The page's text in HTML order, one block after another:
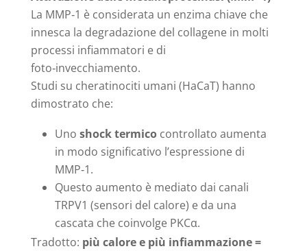
La MMP‑1 è considerata un enzima chiave che
innesca la degradazione del collagene in molti
processi infiammatori e di
foto‑invecchiamento.
Studi su cheratinociti umani (HaCaT) hanno
dimostrato che:
Uno shock termicocontrollato aumenta
in modo significativo l’espressione di
MMP‑1.
Questo aumento è mediato dai canali
TRPV1 (sensori del calore) e da una
cascata che coinvolge PKCα.
Tradotto: più calore e più infiammazione =